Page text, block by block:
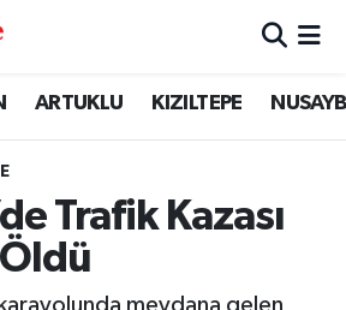
ARTUKLU KIZILTEPE
Trafik Kazası
Öldü
Eczaneler
Vakitleri
Haritası